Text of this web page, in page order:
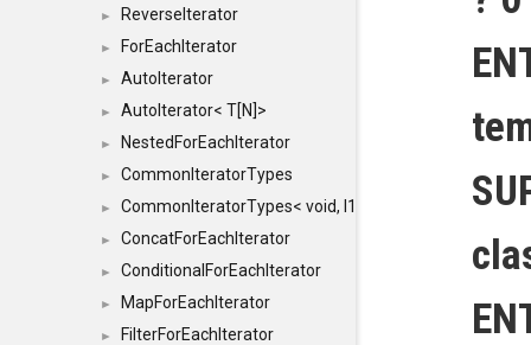
► ReverseIterator
► ForEachIterator
► AutoIterator
► AutoIterator< T[N]>
► NestedForEachIterator
► CommonIteratorTypes
► CommonIteratorTypes< void, I1, I2 >
► ConcatForEachIterator
► ConditionalForEachIterator
► MapForEachIterator
► FilterForEachIterator